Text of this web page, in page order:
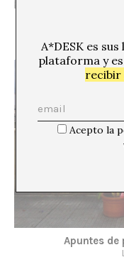
La
Apuntes de
A*DESK es
plataforma y
recibir
Acepto la